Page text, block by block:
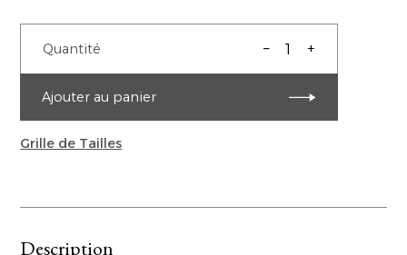
Quantité – +
Ajouter au panier
Grille de Tailles
Description